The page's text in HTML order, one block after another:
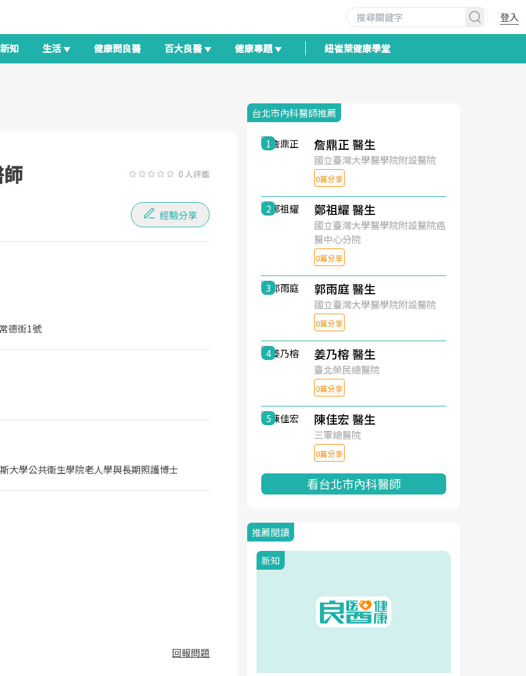
登入
新知 生活 健康問良醫 百大良醫 健康專題 紐崔萊健康學堂
0 人評鑑
經驗分享
德街1號
大學公共衛生學院老人學與長期照護博士
回報問題
台北市內科醫師推薦
1 詹鼎正 醫生
國立臺灣大學醫學院附設醫院
0篇分享
2 鄭祖耀 醫生
國立臺灣大學醫學院附設醫院癌
醫中心分院
0篇分享
3 郭雨庭 醫生
國立臺灣大學醫學院附設醫院
0篇分享
4 姜乃榕 醫生
臺北榮民總醫院
0篇分享
5 陳佳宏 醫生
三軍總醫院
0篇分享
看台北市內科醫師
推薦閱讀
新知